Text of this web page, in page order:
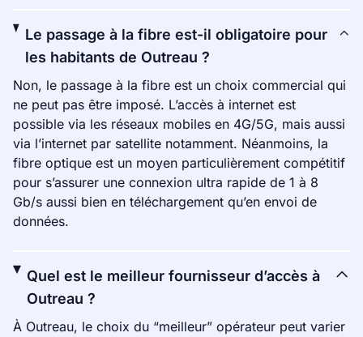
Le passage à la fibre est-il obligatoire pour
les habitants de Outreau ?
Non, le passage à la fibre est un choix commercial qui
ne peut pas être imposé. L’accès à internet est
possible via les réseaux mobiles en 4G/5G, mais aussi
via l’internet par satellite notamment. Néanmoins, la
fibre optique est un moyen particulièrement compétitif
pour s’assurer une connexion ultra rapide de 1 à 8
Gb/s aussi bien en téléchargement qu’en envoi de
données.
Quel est le meilleur fournisseur d’accès à
Outreau ?
À Outreau, le choix du “meilleur” opérateur peut varier